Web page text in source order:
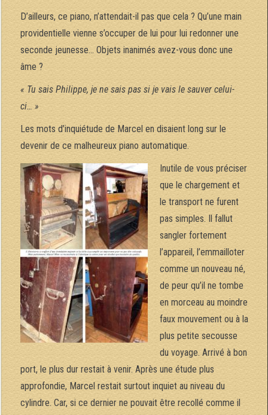
D’ailleurs, ce piano, n’attendait-il pas que cela ? Qu’une main
providentielle vienne s’occuper de lui pour lui redonner une
seconde jeunesse… Objets inanimés avez-vous donc une
âme ?
« Tu sais Philippe, je ne sais pas si je vais le sauver celui-
ci… »
Les mots d’inquiétude de Marcel en disaient long sur le
devenir de ce malheureux piano automatique.
Inutile de vous préciser
que le chargement et
le transport ne furent
pas simples. Il fallut
sangler fortement
l’appareil, l’emmailloter
comme un nouveau né,
de peur qu’il ne tombe
en morceau au moindre
faux mouvement ou à la
plus petite secousse
du voyage. Arrivé à bon
port, le plus dur restait à venir. Après une étude plus
approfondie, Marcel restait surtout inquiet au niveau du
cylindre. Car, si ce dernier ne pouvait être recollé comme il